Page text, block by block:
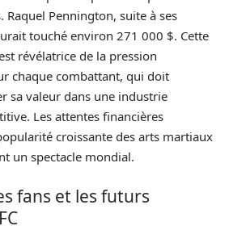
Raquel Pennington, suite à ses
touché environ 271 000 $. Cette
révélatrice de la pression
chaque combattant, qui doit
sa valeur dans une industrie
Les attentes financières
croissante des arts martiaux
un spectacle mondial.
fans et les futurs